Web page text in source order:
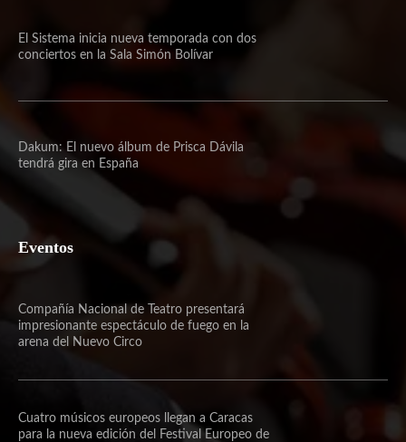
El Sistema inicia nueva temporada con dos
conciertos en la Sala Simón Bolívar
Dakum: El nuevo álbum de Prisca Dávila
tendrá gira en España
Eventos
Compañía Nacional de Teatro presentará
impresionante espectáculo de fuego en la
arena del Nuevo Circo
Cuatro músicos europeos llegan a Caracas
para la nueva edición del Festival Europeo de